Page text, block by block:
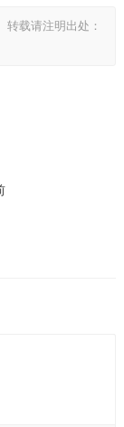
载请注明出处：